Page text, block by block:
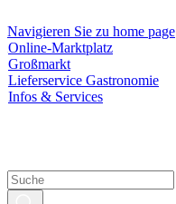
Navigieren Sie zu home page
Online-Marktplatz
Großmarkt
Lieferservice Gastronomie
Infos & Services